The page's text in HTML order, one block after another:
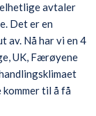
avtaler
Det er en
av. Nå har vi en 4
UK, Færøyene
til å få